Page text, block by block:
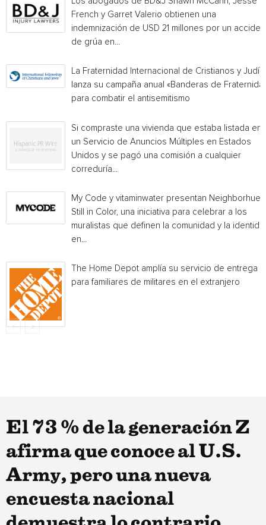
French y Garret Valerio obtienen una
indemnización de USD 21 millones por un
de grúa en...
La Fraternidad Internacional de Cristianos y
lanza su campaña anual «Banderas de
para combatir el antisemitismo
Si compraste una vivienda que estaba listada en
un Servicio de Anuncios Múltiples en Estados
Unidos y se pagó una comisión a cualquier
correduría...
My Code y vitaminwater presentan Neighborhue:
Still in Color, una iniciativa para celebrar a los
muralistas que definen la comunidad y la
en...
The Home Depot amplía su servicio de entrega
para familiares de militares en el extranjero
El 73 % de la generación Z
afirma que conoce al U.S.
Army, pero una nueva
encuesta nacional